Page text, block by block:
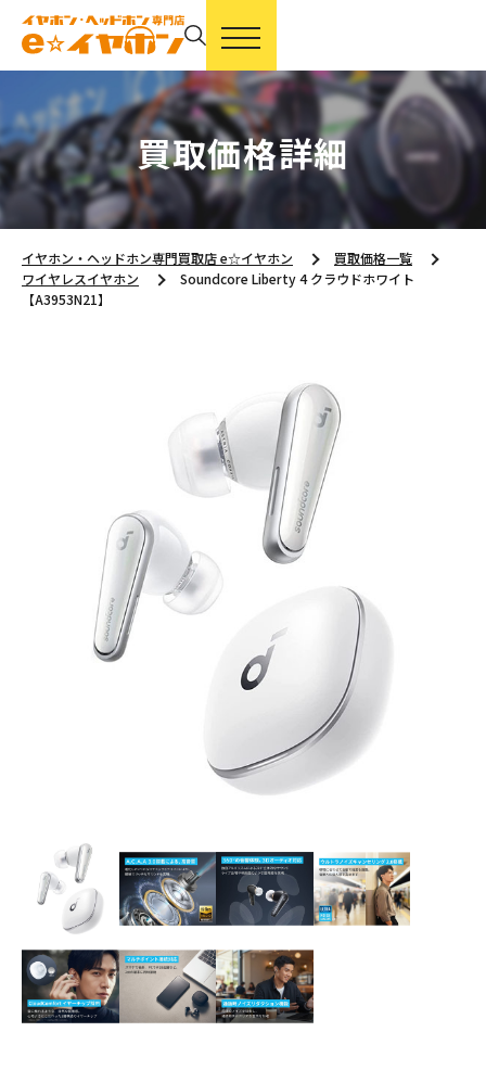
買取価格詳細
イヤホン・ヘッドホン専門買取店 e☆イヤホン
買取価格一覧
ワイヤレスイヤホン
Soundcore Liberty 4 クラウドホワイト
【A3953N21】